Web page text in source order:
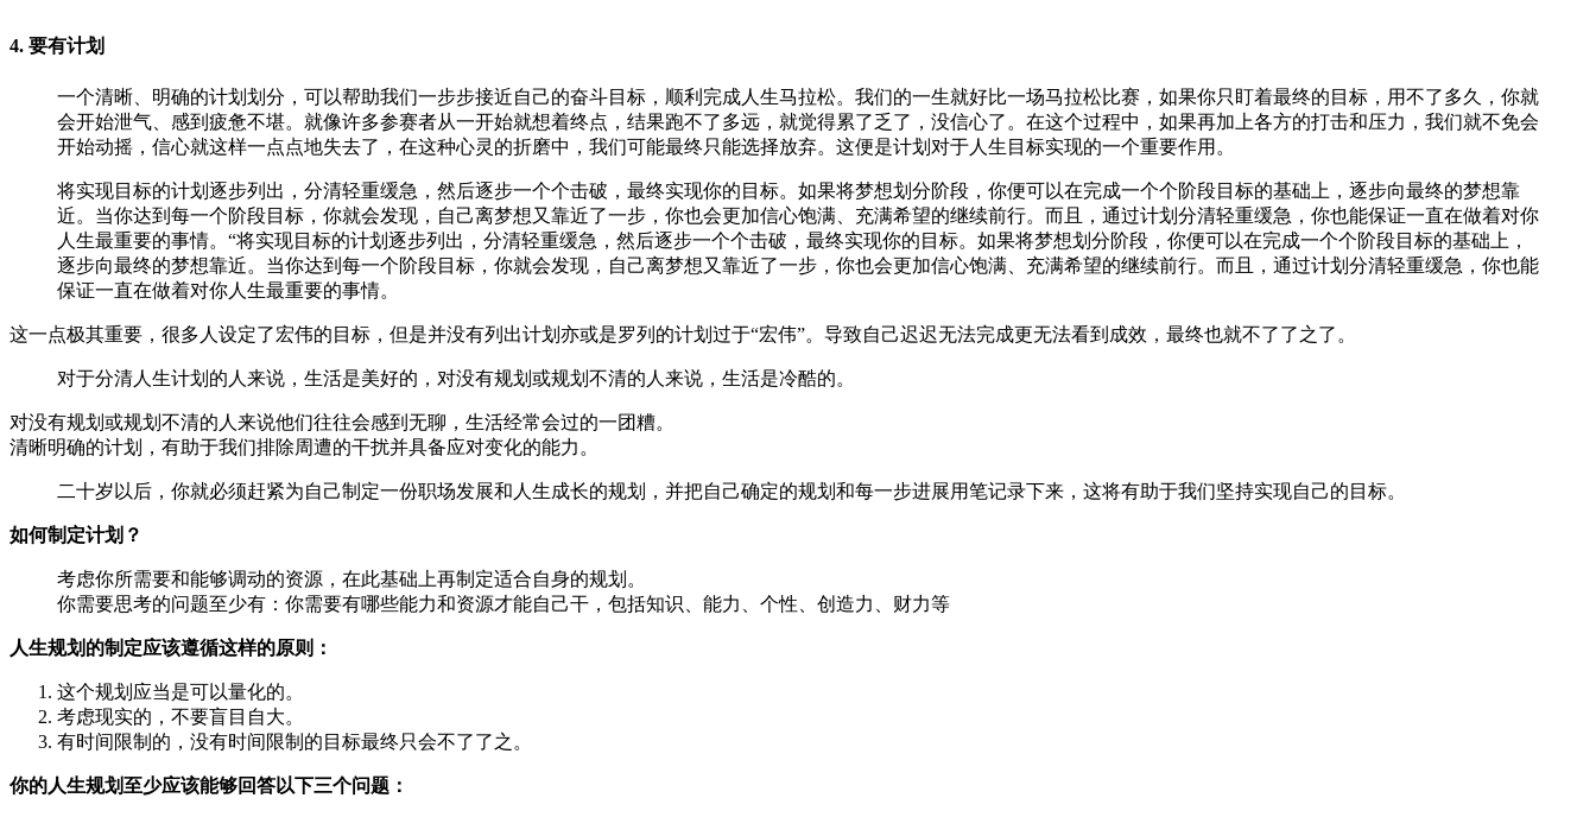
4. 要有计划
一个清晰、明确的计划划分，可以帮助我们一步步接近自己的奋斗目标，顺利完成人生马拉松。我们的一生就好比一场马拉松比赛，如果你只盯着最终的目标，用不了多久，你就
会开始泄气、感到疲惫不堪。就像许多参赛者从一开始就想着终点，结果跑不了多远，就觉得累了乏了，没信心了。在这个过程中，如果再加上各方的打击和压力，我们就不免会
开始动摇，信心就这样一点点地失去了，在这种心灵的折磨中，我们可能最终只能选择放弃。这便是计划对于人生目标实现的一个重要作用。
将实现目标的计划逐步列出，分清轻重缓急，然后逐步一个个击破，最终实现你的目标。如果将梦想划分阶段，你便可以在完成一个个阶段目标的基础上，逐步向最终的梦想靠
近。当你达到每一个阶段目标，你就会发现，自己离梦想又靠近了一步，你也会更加信心饱满、充满希望的继续前行。而且，通过计划分清轻重缓急，你也能保证一直在做着对你
人生最重要的事情。“将实现目标的计划逐步列出，分清轻重缓急，然后逐步一个个击破，最终实现你的目标。如果将梦想划分阶段，你便可以在完成一个个阶段目标的基础上，
逐步向最终的梦想靠近。当你达到每一个阶段目标，你就会发现，自己离梦想又靠近了一步，你也会更加信心饱满、充满希望的继续前行。而且，通过计划分清轻重缓急，你也能
保证一直在做着对你人生最重要的事情。
这一点极其重要，很多人设定了宏伟的目标，但是并没有列出计划亦或是罗列的计划过于“宏伟”。导致自己迟迟无法完成更无法看到成效，最终也就不了了之了。
对于分清人生计划的人来说，生活是美好的，对没有规划或规划不清的人来说，生活是冷酷的。
对没有规划或规划不清的人来说他们往往会感到无聊，生活经常会过的一团糟。
清晰明确的计划，有助于我们排除周遭的干扰并具备应对变化的能力。
二十岁以后，你就必须赶紧为自己制定一份职场发展和人生成长的规划，并把自己确定的规划和每一步进展用笔记录下来，这将有助于我们坚持实现自己的目标。
如何制定计划？
考虑你所需要和能够调动的资源，在此基础上再制定适合自身的规划。
你需要思考的问题至少有：你需要有哪些能力和资源才能自己干，包括知识、能力、个性、创造力、财力等
人生规划的制定应该遵循这样的原则：
这个规划应当是可以量化的。
考虑现实的，不要盲目自大。
有时间限制的，没有时间限制的目标最终只会不了了之。
你的人生规划至少应该能够回答以下三个问题：